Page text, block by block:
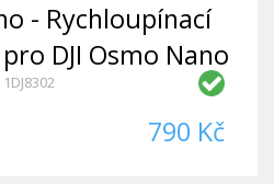
- Rychloupínací
DJI Osmo Nano
32+CPL
1DJ8302
790 Kč